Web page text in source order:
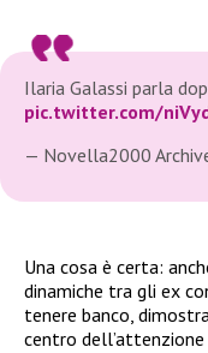
Ilaria Galassi parla
pic.twitter.com/
— Novella2000
Una cosa è certa:
dinamiche tra gli ex
tenere banco,
centro dell’attenzione